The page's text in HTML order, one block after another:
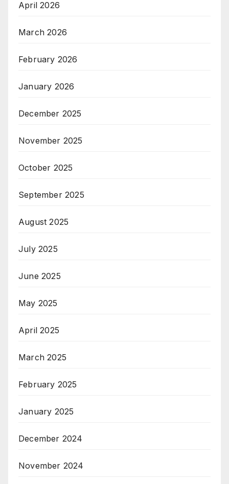
April 2026
March 2026
February 2026
January 2026
December 2025
November 2025
October 2025
September 2025
August 2025
July 2025
June 2025
May 2025
April 2025
March 2025
February 2025
January 2025
December 2024
November 2024